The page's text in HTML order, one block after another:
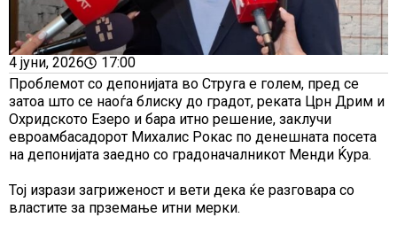
4 јуни, 2026
17:00
Проблемот со депонијата во Струга е голем, пред се
затоа што се наоѓа блиску до градот, реката Црн Дрим и
Охридското Езеро и бара итно решение, заклучи
евроамбасадорот Михалис Рокас по денешната посета
на депонијата заедно со градоначалникот Менди Ќура.
Тој изрази загриженост и вети дека ќе разговара со
властите за прземање итни мерки.